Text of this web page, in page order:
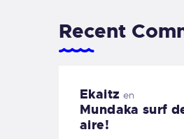
Recent
Ekaitz en
Mundaka surf
aire!